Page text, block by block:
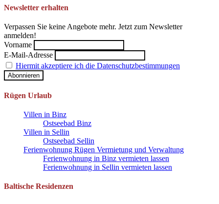
Newsletter erhalten
Verpassen Sie keine Angebote mehr. Jetzt zum Newsletter
anmelden!
Vorname
E-Mail-Adresse
Hiermit akzeptiere ich die Datenschutzbestimmungen
Rügen Urlaub
Villen in Binz
Ostseebad Binz
Villen in Sellin
Ostseebad Sellin
Ferienwohnung Rügen Vermietung und Verwaltung
Ferienwohnung in Binz vermieten lassen
Ferienwohnung in Sellin vermieten lassen
Baltische Residenzen